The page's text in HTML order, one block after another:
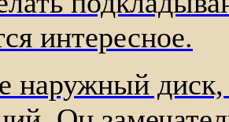
интересное.
наружный диск,